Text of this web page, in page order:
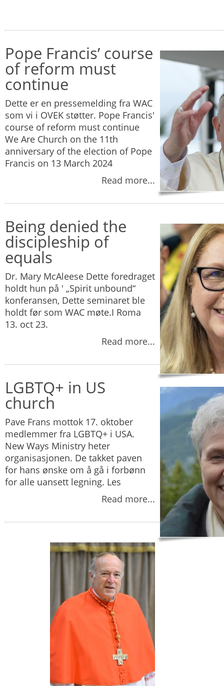
Pope Francis’ course
of reform must
continue
Dette er en pressemelding fra WAC
som vi i OVEK støtter. Pope Francis'
course of reform must continue
We Are Church on the 11th
anniversary of the election of Pope
Francis on 13 March 2024
Read more...
Being denied the
discipleship of
equals
Dr. Mary McAleese Dette foredraget
holdt hun på ' „Spirit unbound“
konferansen, Dette seminaret ble
holdt før som WAC møte.I Roma
13. oct 23.
Read more...
LGBTQ+ in US
church
Pave Frans mottok 17. oktober
medlemmer fra LGBTQ+ i USA.
New Ways Ministry heter
organisasjonen. De takket paven
for hans ønske om å gå i forbønn
for alle uansett legning. Les
Read more...